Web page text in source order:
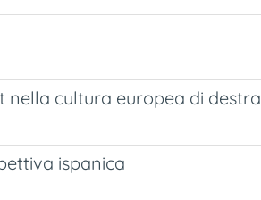
cultura europea di destra
ispanica